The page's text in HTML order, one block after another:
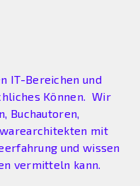
IT-Bereichen und
Können. Wir
Buchautoren,
mit
und wissen
vermitteln kann.